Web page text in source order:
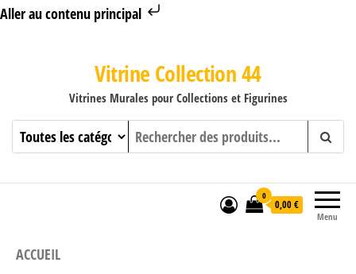
Aller au contenu principal
Vitrine Collection 44
Vitrines Murales pour Collections et Figurines
Menu
0
0,00 €
ACCUEIL